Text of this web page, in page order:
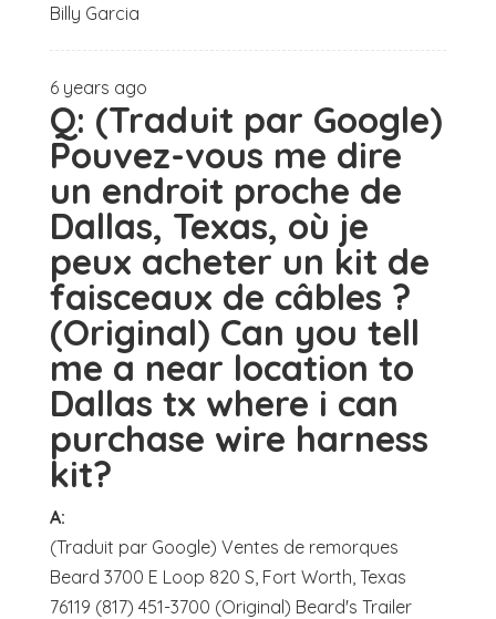
Billy Garcia
6 years ago
Q: (Traduit par Google)
Pouvez-vous me dire
un endroit proche de
Dallas, Texas, où je
peux acheter un kit de
faisceaux de câbles ?
(Original) Can you tell
me a near location to
Dallas tx where i can
purchase wire harness
kit?
A:
(Traduit par Google) Ventes de remorques
Beard 3700 E Loop 820 S, Fort Worth, Texas
76119 (817) 451-3700 (Original) Beard's Trailer